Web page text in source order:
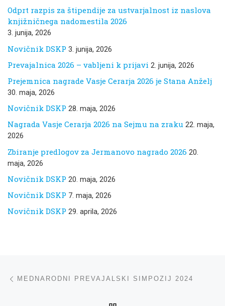
Odprt razpis za štipendije za ustvarjalnost iz naslova
knjižničnega nadomestila 2026
3. junija, 2026
Novičnik DSKP 3. junija, 2026
Prevajalnica 2026 – vabljeni k prijavi 2. junija, 2026
Prejemnica nagrade Vasje Cerarja 2026 je Stana Anželj
30. maja, 2026
Novičnik DSKP 28. maja, 2026
Nagrada Vasje Cerarja 2026 na Sejmu na zraku 22. maja,
2026
Zbiranje predlogov za Jermanovo nagrado 2026 20.
maja, 2026
Novičnik DSKP 20. maja, 2026
Novičnik DSKP 7. maja, 2026
Novičnik DSKP 29. aprila, 2026
Navigacija med prispevki
MEDNARODNI PREVAJALSKI SIMPOZIJ 2024